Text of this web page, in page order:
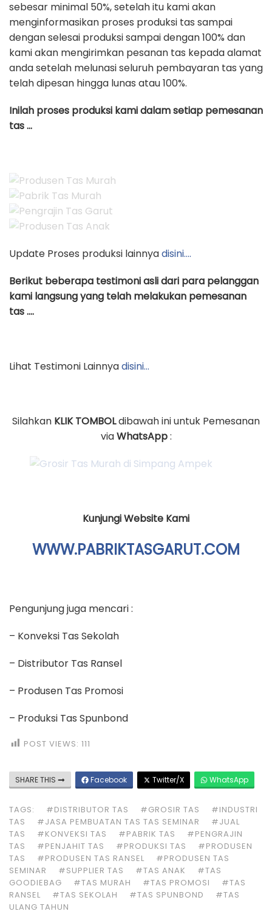
sebesar minimal 50%, setelah itu kami akan
menginformasikan proses produksi tas sampai
dengan selesai produksi sampai dengan 100% dan
kami akan mengirimkan pesanan tas kepada alamat
anda setelah melunasi seluruh pembayaran tas yang
telah dipesan hingga lunas atau 100%.
Inilah proses produksi kami dalam setiap pemesanan
tas …
Update Proses produksi lainnyadisini….
Berikut beberapa testimoni asli dari para pelanggan
kami langsung yang telah melakukan pemesanan
tas ….
Lihat Testimoni Lainnyadisini…
Silahkan KLIK TOMBOLdibawah ini untuk Pemesanan
viaWhatsApp:
Kunjungi Website Kami
WWW.PABRIKTASGARUT.COM
Pengunjung juga mencari :
– Konveksi Tas Sekolah
– Distributor Tas Ransel
– Produsen Tas Promosi
– Produksi Tas Spunbond
POST VIEWS: 111
SHARE THIS Facebook Twitter/X WhatsApp
TAGS: #DISTRIBUTOR TAS #GROSIR TAS
#INDUSTRI
TAS
#JASA PEMBUATAN TAS TAS SEMINAR
#JUAL
TAS
#KONVEKSI TAS #PABRIK TAS
#PENGRAJIN
TAS
#PENJAHIT TAS #PRODUKSI TAS
#PRODUSEN
TAS
#PRODUSEN TAS RANSEL
#PRODUSEN TAS
SEMINAR
#SUPPLIER TAS #TAS ANAK
#TAS
GOODIEBAG
#TAS MURAH #TAS PROMOSI
#TAS
RANSEL
#TAS SEKOLAH #TAS SPUNBOND
#TAS
ULANG TAHUN